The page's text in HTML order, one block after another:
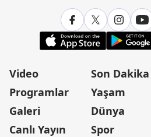
Video
Programlar
Galeri
Canlı Yayın
Son Dakika
Yaşam
Dünya
Spor